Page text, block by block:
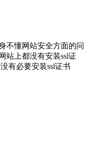
不懂网站安全方面的问
站上都没有安装ssl证
有必要安装ssl证书